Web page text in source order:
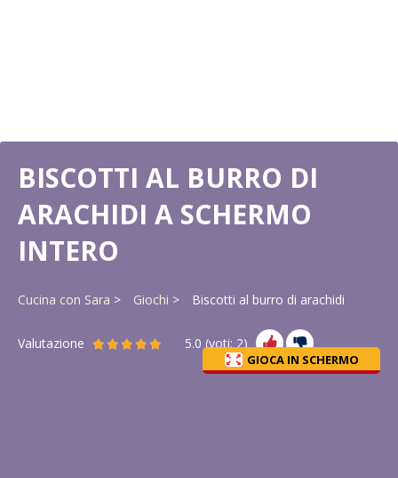
BISCOTTI AL BURRO DI
ARACHIDI A SCHERMO
INTERO
Cucina con Sara Giochi Biscotti al burro di arachidi
Valutazione 5.0 (voti:2)
GIOCA IN SCHERMO